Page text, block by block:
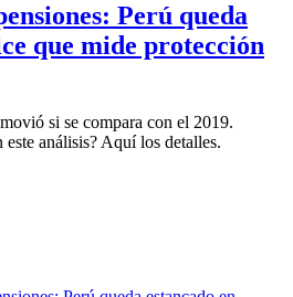
Perú queda
que mide protección
si se compara con el 2019.
análisis? Aquí los detalles.